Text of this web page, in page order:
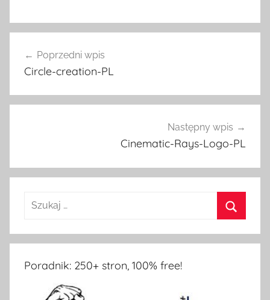
wpisu
Poprzedni wpis
Circle-creation-PL
Następny wpis
Cinematic-Rays-Logo-PL
Poradnik: 250+ stron, 100% free!